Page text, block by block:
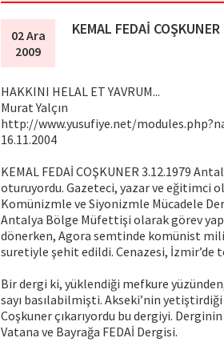
02 Ara
2009
KEMAL FEDAİ
HAKKINI HELAL ET YAVRUM...
Murat Yalçın
http://www.yusufiye.net/
16.11.2004
KEMAL FEDAİ COŞKUNER 3.12.1979
oturuyordu. Gazeteci, yazar ve eğitimci
Komünizmle ve Siyonizmle Mücadele
Antalya Bölge Müfettişi olarak görev
dönerken, Agora semtinde komünist
suretiyle şehit edildi. Cenazesi, İzmir’de
Bir dergi ki, yüklendiği mefkure
sayı basılabilmişti. Akseki’nin
Coşkuner çıkarıyordu bu dergiyi.
Vatana ve Bayrağa FEDAİ Dergisi.